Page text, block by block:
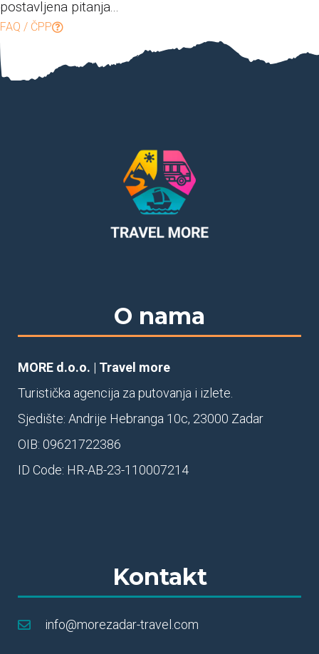
postavljena pitanja...
FAQ / ČPP
O nama
MORE d.o.o. | Travel more
Turistička agencija za putovanja i izlete.
Sjedište: Andrije Hebranga 10c, 23000 Zadar
OIB: 09621722386
ID Code: HR-AB-23-110007214
Kontakt
info@morezadar-travel.com